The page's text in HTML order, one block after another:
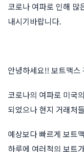
코로나 여파로 인해 많
내시기바랍니다.
안녕하세요!! 보트맥스
코로나의 여파로 미국
되었으나 현지 거래처
예상보다 빠르게 보트
하루에 여러척의 보트